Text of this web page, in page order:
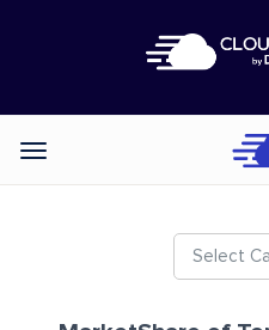
Categories
Select